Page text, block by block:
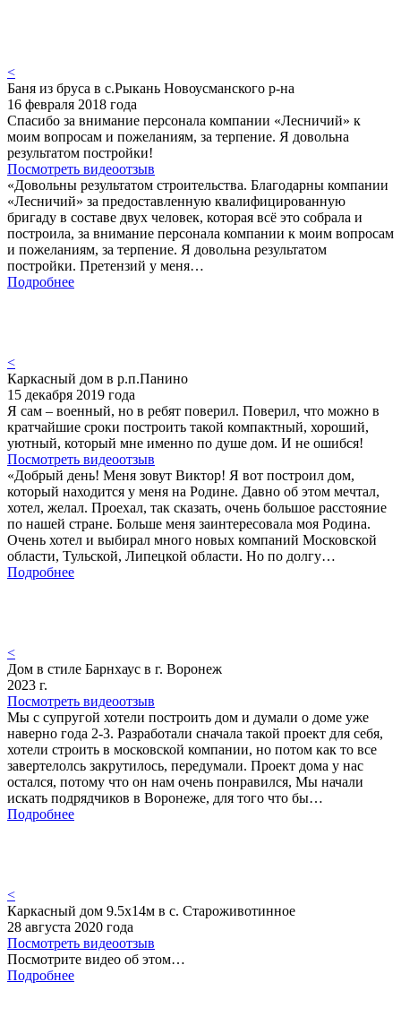
<
Баня из бруса в с.Рыкань Новоусманского р-на
16 февраля 2018 года
Спасибо за внимание персонала компании «Лесничий» к
моим вопросам и пожеланиям, за терпение. Я довольна
результатом постройки!
Посмотреть видеоотзыв
«Довольны результатом строительства. Благодарны компании
«Лесничий» за предоставленную квалифицированную
бригаду в составе двух человек, которая всё это собрала и
построила, за внимание персонала компании к моим вопросам
и пожеланиям, за терпение. Я довольна результатом
постройки. Претензий у меня…
Подробнее
<
Каркасный дом в р.п.Панино
15 декабря 2019 года
Я сам – военный, но в ребят поверил. Поверил, что можно в
кратчайшие сроки построить такой компактный, хороший,
уютный, который мне именно по душе дом. И не ошибся!
Посмотреть видеоотзыв
«Добрый день! Меня зовут Виктор! Я вот построил дом,
который находится у меня на Родине. Давно об этом мечтал,
хотел, желал. Проехал, так сказать, очень большое расстояние
по нашей стране. Больше меня заинтересовала моя Родина.
Очень хотел и выбирал много новых компаний Московской
области, Тульской, Липецкой области. Но по долгу…
Подробнее
<
Дом в стиле Барнхаус в г. Воронеж
2023 г.
Посмотреть видеоотзыв
Мы с супругой хотели построить дом и думали о доме уже
наверно года 2-3. Разработали сначала такой проект для себя,
хотели строить в московской компании, но потом как то все
завертелолсь закрутилось, передумали. Проект дома у нас
остался, потому что он нам очень понравился, Мы начали
искать подрядчиков в Воронеже, для того что бы…
Подробнее
<
Каркасный дом 9.5х14м в с. Староживотинное
28 августа 2020 года
Посмотреть видеоотзыв
Посмотрите видео об этом…
Подробнее